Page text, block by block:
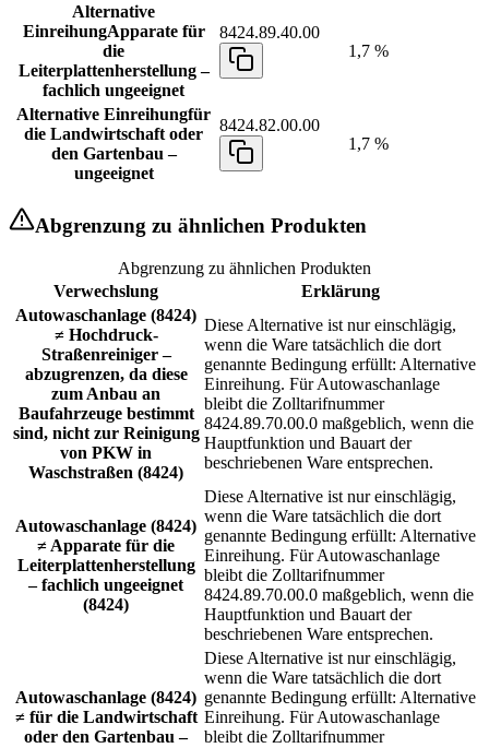
Alternative
EinreihungApparate für
die
Leiterplattenherstellung –
fachlich ungeeignet
8424.89.40.00
1,7 %
Alternative Einreihungfür
die Landwirtschaft oder
den Gartenbau –
ungeeignet
8424.82.00.00
1,7 %
Abgrenzung zu ähnlichen Produkten
Abgrenzung zu ähnlichen Produkten
Verwechslung
Erklärung
Autowaschanlage (8424)
≠ Hochdruck-
Straßenreiniger –
abzugrenzen, da diese
zum Anbau an
Baufahrzeuge bestimmt
sind, nicht zur Reinigung
von PKW in
Waschstraßen (8424)
Diese Alternative ist nur einschlägig,
wenn die Ware tatsächlich die dort
genannte Bedingung erfüllt: Alternative
Einreihung. Für Autowaschanlage
bleibt die Zolltarifnummer
8424.89.70.00.0 maßgeblich, wenn die
Hauptfunktion und Bauart der
beschriebenen Ware entsprechen.
Autowaschanlage (8424)
≠ Apparate für die
Leiterplattenherstellung
– fachlich ungeeignet
(8424)
Diese Alternative ist nur einschlägig,
wenn die Ware tatsächlich die dort
genannte Bedingung erfüllt: Alternative
Einreihung. Für Autowaschanlage
bleibt die Zolltarifnummer
8424.89.70.00.0 maßgeblich, wenn die
Hauptfunktion und Bauart der
beschriebenen Ware entsprechen.
Autowaschanlage (8424)
≠ für die Landwirtschaft
oder den Gartenbau –
Diese Alternative ist nur einschlägig,
wenn die Ware tatsächlich die dort
genannte Bedingung erfüllt: Alternative
Einreihung. Für Autowaschanlage
bleibt die Zolltarifnummer